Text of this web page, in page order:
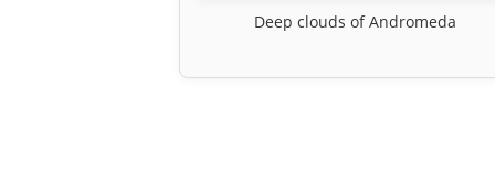
Deep clouds of Andromeda